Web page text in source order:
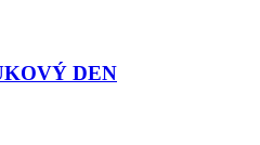
DEN